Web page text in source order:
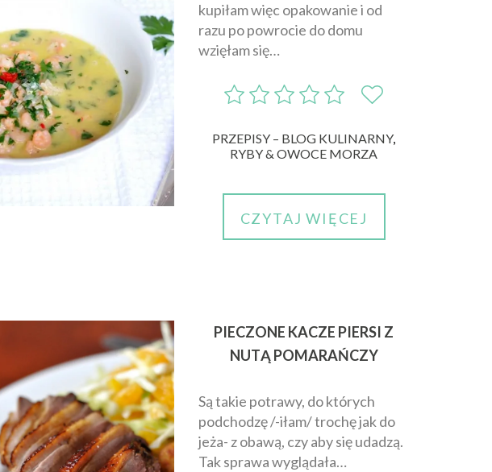
kupiłam więc opakowanie i od
razu po powrocie do domu
wzięłam się…
PRZEPISY – BLOG KULINARNY,
RYBY & OWOCE MORZA
CZYTAJ WIĘCEJ
PIECZONE KACZE PIERSI Z
NUTĄ POMARAŃCZY
Są takie potrawy, do których
podchodzę /-iłam/ trochę jak do
jeża- z obawą, czy aby się udadzą.
Tak sprawa wyglądała…